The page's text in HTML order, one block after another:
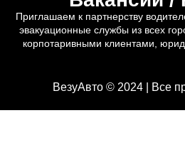
Приглашаем к партнерству
эвакуационные службы из всех
корпотаривными клиентами,
ВезуАвто © 2024 | Все